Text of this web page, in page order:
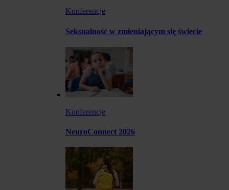
Konferencje
Seksualność w zmieniającym się świecie
Konferencje
NeuroConnect 2026